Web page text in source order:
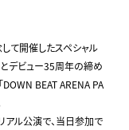
て開催したスペシャル
デビュー35周年の締め
BEAT ARENA PA
アル公演で、当日参加で